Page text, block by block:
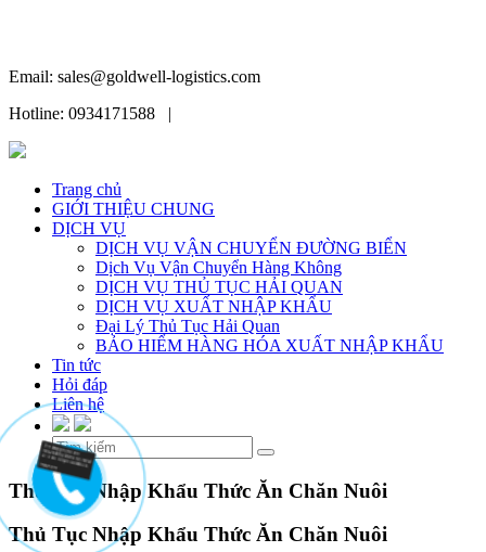
Email: sales@goldwell-logistics.com
Hotline: 0934171588 |
Trang chủ
GIỚI THIỆU CHUNG
DỊCH VỤ
DỊCH VỤ VẬN CHUYỂN ĐƯỜNG BIỂN
Dịch Vụ Vận Chuyển Hàng Không
DỊCH VỤ THỦ TỤC HẢI QUAN
DỊCH VỤ XUẤT NHẬP KHẨU
Đại Lý Thủ Tục Hải Quan
BẢO HIỂM HÀNG HÓA XUẤT NHẬP KHẨU
Tin tức
Hỏi đáp
Liên hệ
Skip
to
content
Thủ Tục Nhập Khẩu Thức Ăn Chăn Nuôi
Thủ Tục Nhập Khẩu Thức Ăn Chăn Nuôi